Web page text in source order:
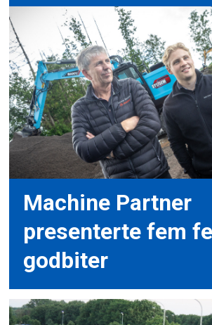
Machine Partner
presenterte fem
godbiter